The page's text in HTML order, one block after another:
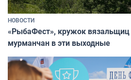
НОВОСТИ
«РыбаФест», кружок
мурманчан в эти выходные